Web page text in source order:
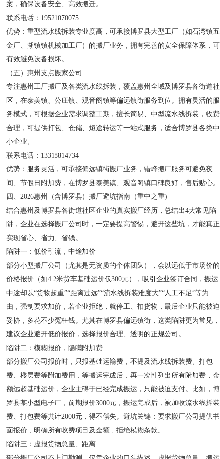
案，确保设备安全、高效搬迁。
联系电话：19521070075
优势：重型流水线拆装专业度高，可承接博罗县大型工厂（如石湾镇五
金厂、湖镇镇机械加工厂）的搬厂业务，拥有完善的安全保障体系，可
有效避免设备损坏。
（五）惠州支点搬家公司
专注惠州工厂搬厂及各类流水线拆装，覆盖惠州全域及博罗县各街道社
区，在泰美镇、公庄镇、观音阁镇等偏远镇街服务到位。拥有灵活的服
务模式，可根据企业需求调整工期，擅长简易、中型流水线拆装，收费
合理，可提供打包、仓储、短途转运等一站式服务，适合博罗县各类中
小企业。
联系电话：13318814734
优势：服务灵活，可承接偏远镇街搬厂业务，错峰搬厂服务可避免夜
间、节假日附加费，在博罗县泰美镇、观音阁镇口碑良好，售后贴心。
四、2026惠州（含博罗县）搬厂避坑指南（重中之重）
结合惠州及博罗县各街道社区企业的真实搬厂经历，总结出4大常见陷
阱，企业在选择搬厂公司时，一定要提高警惕，避开这些坑，才能真正
实现省心、省力、省钱。
陷阱一：低价引流，中途加价
部分小型搬厂公司（尤其是无资质的个体团队），会以远低于市场价的
价格报价（如4.2米货车基础运价仅300元），吸引企业签订合同，搬运
中途却以“货物超重”“距离过远”“流水线拆装难度大”“人工不足”等为
由，强制要求加价，若企业拒绝，就停工、扣货物，最后企业只能被迫
妥协，多花不少冤枉钱。尤其在博罗县偏远镇街，这类陷阱更为常见，
建议企业避开低价报价，选择报价合理、透明的正规公司。
陷阱二：模糊报价，隐瞒附加费
部分搬厂公司报价时，只报基础运输费，不提及流水线拆装费、打包
费、楼层费等附加费用，等搬运完成后，再一次性列出所有附加费，金
额远超基础运价，企业主碍于已经完成搬运，只能被迫支付。比如，博
罗县某小型电子厂，前期报价3000元，搬运完成后，被加收流水线拆装
费、打包费等共计2000元，得不偿失。避坑关键：要求搬厂公司提供书
面报价，明确所有收费项目及金额，拒绝模糊条款。
陷阱三：虚报货物总量、距离